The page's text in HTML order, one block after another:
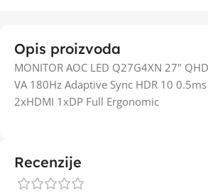
Opis proizvoda
MONITOR AOC LED Q27G4XN 27"
VA 180Hz Adaptive Sync HDR 10
2xHDMI 1xDP Full Ergonomic
Recenzije